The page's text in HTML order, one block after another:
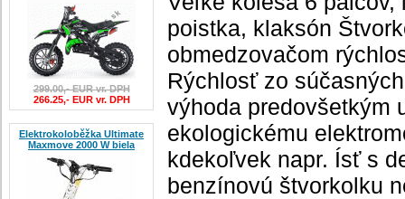
299.00,- EUR vr. DPH
266.25,- EUR vr. DPH
Elektrokoloběžka Ultimate
Maxmove 2000 W biela
poistka, klaksón
obmedzovačom
Rýchlosť zo
výhoda predovšetkým
ekologickému
kdekoľvek napr. Ísť s
benzínovú štvorkolku